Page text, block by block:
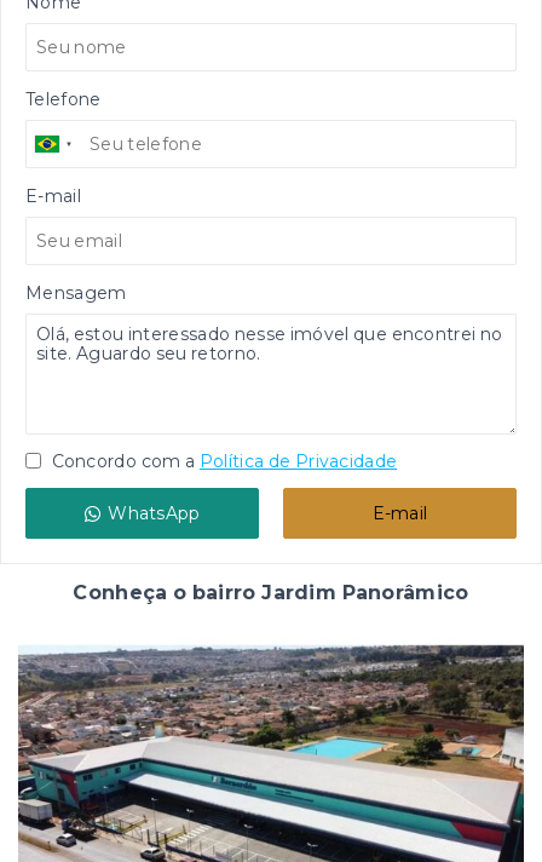
Telefone
E-mail
Mensagem
Concordo com a Política de Privacidade
WhatsApp E-mail
Conheça o bairro Jardim Panorâmico